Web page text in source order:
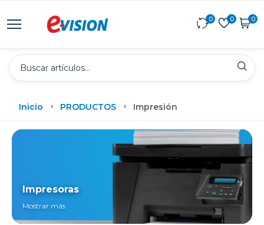
0 0 0
Inicio PRODUCTOS Impresión
Impresoras
Mostrar más